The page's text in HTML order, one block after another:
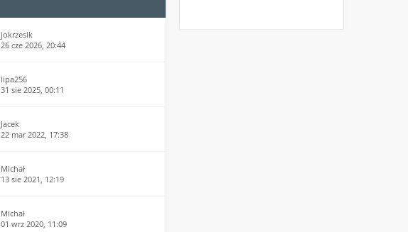
jokrzesik
26 cze 2026, 20:44
lipa256
31 sie 2025, 00:11
Jacek
22 mar 2022, 17:38
Michał
13 sie 2021, 12:19
Michał
01 wrz 2020, 11:09